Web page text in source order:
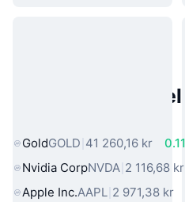
Populære
GoldGOLD 41 260,16 kr
Nvidia CorpNVDA 2 116,68 kr
Apple Inc.AAPL 2 971,38 kr